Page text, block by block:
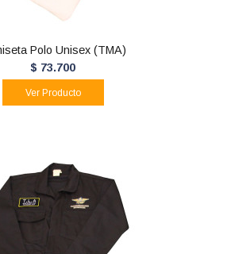
Polo Unisex (TMA)
$ 73.700
Ver Producto